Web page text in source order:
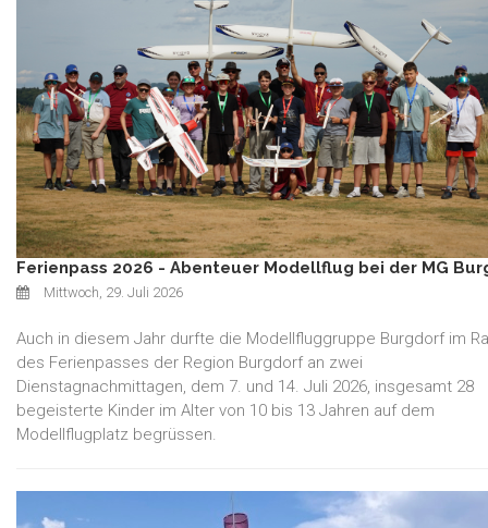
Ferienpass 2026 - Abenteuer Modellflug bei der MG
Mittwoch, 29. Juli 2026
Auch in diesem Jahr durfte die Modellfluggruppe Burgdorf im
des Ferienpasses der Region Burgdorf an zwei
Dienstagnachmittagen, dem 7. und 14. Juli 2026, insgesamt 28
begeisterte Kinder im Alter von 10 bis 13 Jahren auf dem
Modellflugplatz begrüssen.